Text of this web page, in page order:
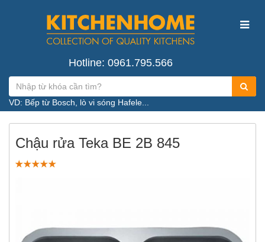
Hotline: 0961.795.566
VD: Bếp từ Bosch, lò vi sóng Hafele...
Chậu rửa Teka BE 2B 845